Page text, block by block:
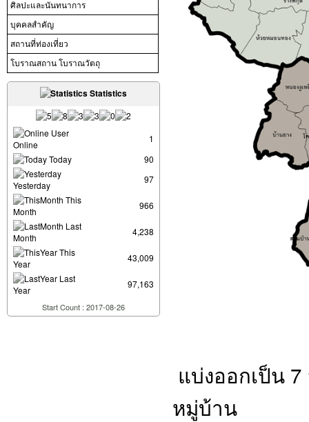
ศิลปะและนันทนาการ
บุคคลสำคัญ
สถานที่ท่องเที่ยว
โบราณสถาน โบราณวัตถุ
Statistics
User
Online
1
Today
90
Yesterday
97
This
Month
966
Last
Month
4,238
This
Year
43,009
Last
Year
97,163
Start Count : 2017-08-26
แบ่งออกเป็น
หมู่บ้าน